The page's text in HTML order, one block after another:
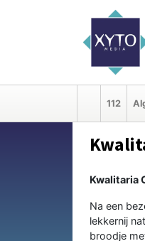
112
Kwalitaria
Na een
lekkernij
broodje